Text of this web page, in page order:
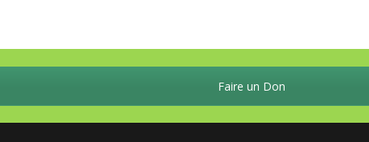
Faire un Don